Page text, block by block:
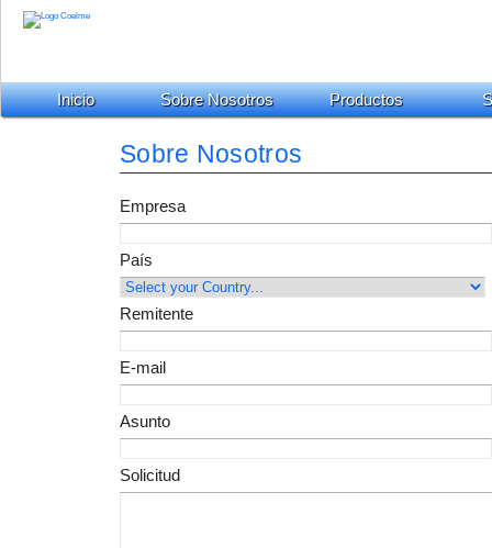
Inicio Sobre Nosotros Productos
Sobre Nosotros
Empresa
País
Remitente
E-mail
Asunto
Solicitud